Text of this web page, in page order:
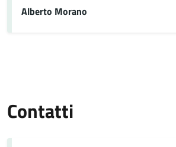
Alberto Morano
Contatti